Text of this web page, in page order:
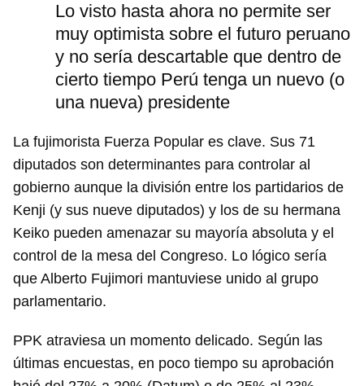
Lo visto hasta ahora no permite ser
muy optimista sobre el futuro peruano
y no sería descartable que dentro de
cierto tiempo Perú tenga un nuevo (o
una nueva) presidente
La fujimorista Fuerza Popular es clave. Sus 71
diputados son determinantes para controlar al
gobierno aunque la división entre los partidarios de
Kenji (y sus nueve diputados) y los de su hermana
Keiko pueden amenazar su mayoría absoluta y el
control de la mesa del Congreso. Lo lógico sería
que Alberto Fujimori mantuviese unido al grupo
parlamentario.
PPK atraviesa un momento delicado. Según las
últimas encuestas, en poco tiempo su aprobación